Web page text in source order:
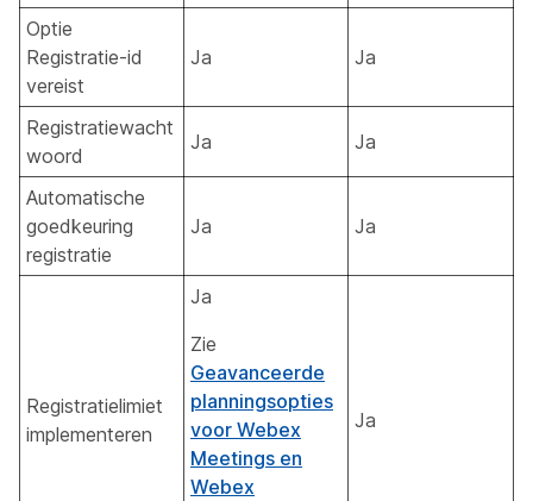
Optie
Registratie-id
vereist
Ja Ja
Registratiewacht
woord
Ja Ja
Automatische
goedkeuring
registratie
Ja Ja
Registratielimiet
implementeren
Ja
Zie
Geavanceerde
planningsopties
voor Webex
Meetings en
Webex
Ja